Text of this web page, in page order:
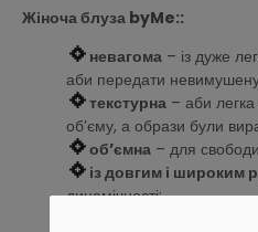
Жіноча блуза byMe::
невагома – із дуже
аби передати невимушену
текстурна – аби
об’єму, а образи були
об’ємна – для свободи
із довгим і широким
динамічності;